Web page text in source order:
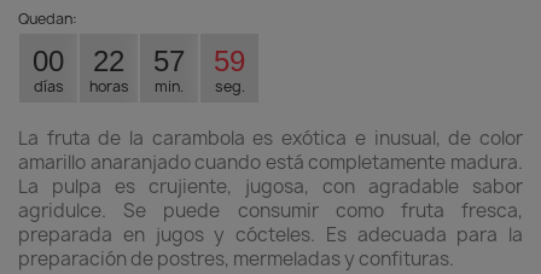
Quedan:
00
días
22
horas
57
min.
58
seg.
La fruta de la carambola es exótica e inusual, de color
amarillo anaranjado cuando está completamente madura.
La pulpa es crujiente, jugosa, con agradable sabor
agridulce. Se puede consumir como fruta fresca,
preparada en jugos y cócteles. Es adecuada para la
preparación de postres, mermeladas y confituras.